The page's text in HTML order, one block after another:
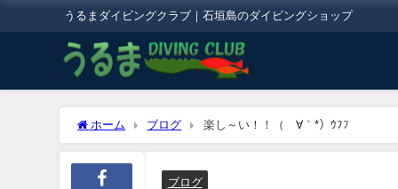
うるまダイビングクラブ｜石垣島のダイビングショップ
ホーム ブログ 楽し～い！！（´∀｀*）ｳﾌﾌ
ブログ